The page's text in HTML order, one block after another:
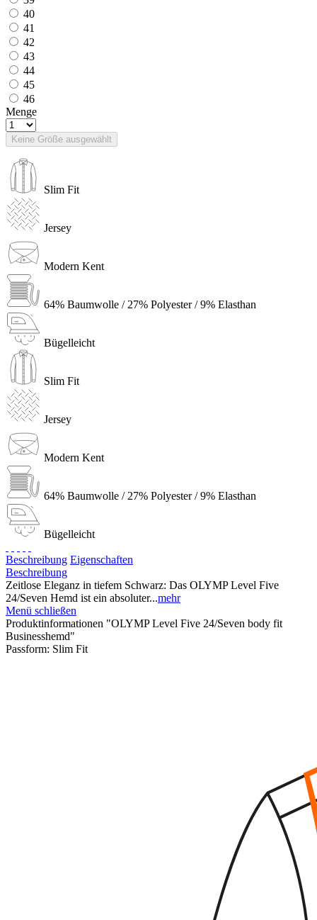
40
41
42
43
44
45
46
Menge
Keine Größe ausgewählt
Slim Fit
Jersey
Modern Kent
64% Baumwolle / 27% Polyester / 9% Elasthan
Bügelleicht
Slim Fit
Jersey
Modern Kent
64% Baumwolle / 27% Polyester / 9% Elasthan
Bügelleicht
Beschreibung Eigenschaften
Beschreibung
Zeitlose Eleganz in tiefem Schwarz: Das OLYMP Level Five
24/Seven Hemd ist ein absoluter...mehr
Menü schließen
Produktinformationen "OLYMP Level Five 24/Seven body fit
Businesshemd"
Passform: Slim Fit